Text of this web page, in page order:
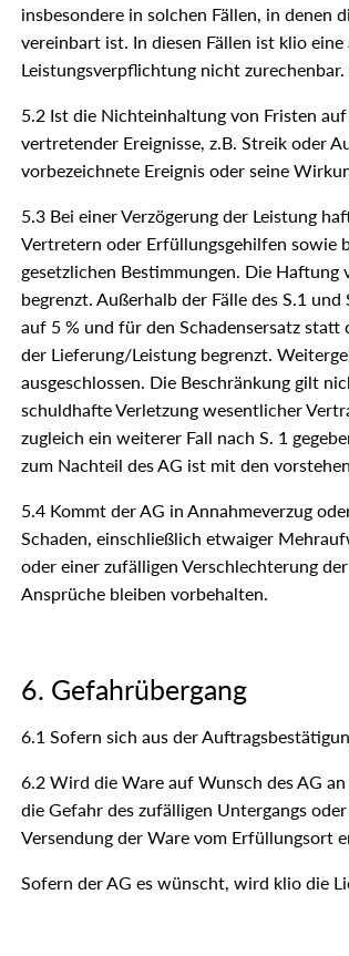
insbesondere in solchen Fällen, in denen
vereinbart ist. In diesen Fällen ist klio
Leistungsverpflichtung nicht
5.2 Ist die Nichteinhaltung von Fristen
vertretender Ereignisse, z.B. Streik oder
vorbezeichnete Ereignis oder seine
5.3 Bei einer Verzögerung der Leistung
Vertretern oder Erfüllungsgehilfen sowie
gesetzlichen Bestimmungen. Die
begrenzt. Außerhalb der Fälle des S.1
auf 5 % und für den Schadensersatz statt
der Lieferung/Leistung begrenzt.
ausgeschlossen. Die Beschränkung gilt
schuldhafte Verletzung wesentlicher
zugleich ein weiterer Fall nach S. 1
zum Nachteil des AG ist mit den
5.4 Kommt der AG in Annahmeverzug
Schaden, einschließlich etwaiger
oder einer zufälligen Verschlechterung
Ansprüche bleiben vorbehalten.
6. Gefahrübergang
6.1 Sofern sich aus der
6.2 Wird die Ware auf Wunsch des AG
die Gefahr des zufälligen Untergangs
Versendung der Ware vom Erfüllungsort
Sofern der AG es wünscht, wird klio die